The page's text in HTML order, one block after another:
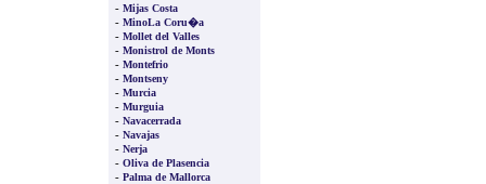
- Mijas Costa
- MinoLa Coru�a
- Mollet del Valles
- Monistrol de Monts
- Montefrio
- Montseny
- Murcia
- Murguia
- Navacerrada
- Navajas
- Nerja
- Oliva de Plasencia
- Palma de Mallorca